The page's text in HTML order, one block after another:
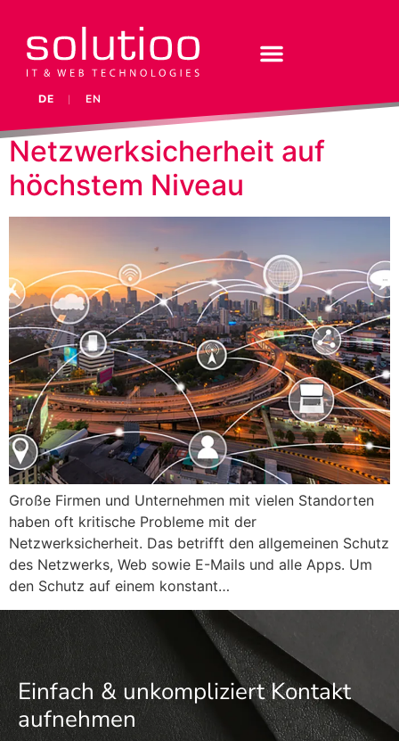
DE | EN
Netzwerksicherheit auf
höchstem Niveau
Große Firmen und Unternehmen mit vielen Standorten
haben oft kritische Probleme mit der
Netzwerksicherheit. Das betrifft den allgemeinen Schutz
des Netzwerks, Web sowie E-Mails und alle Apps. Um
den Schutz auf einem konstant…
Einfach & unkompliziert Kontakt
aufnehmen